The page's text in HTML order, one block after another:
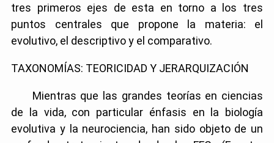
tres primeros ejes de esta en torno a los tres
puntos centrales que propone la materia: el
evolutivo, el descriptivo y el comparativo.
TAXONOMÍAS: TEORICIDAD Y JERARQUIZACIÓN
Mientras que las grandes teorías en ciencias
de la vida, con particular énfasis en la biología
evolutiva y la neurociencia, han sido objeto de un